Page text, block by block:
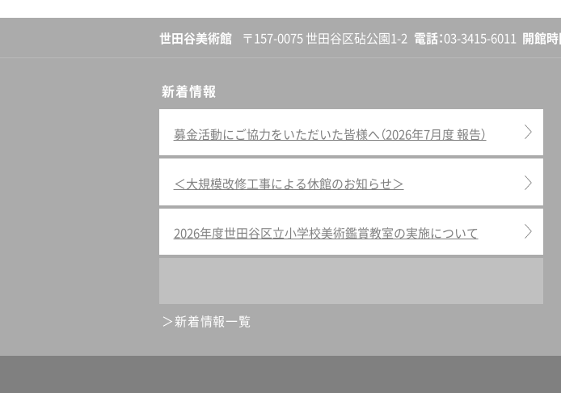
世田谷美術館 〒157-0075 世田谷区砧公園1-2 電話 03-3415-6011 開館時
新着情報
募金活動にご協力をいただいた皆様へ（2026年7月度 報告）
＜大規模改修工事による休館のお知らせ＞
2026年度世田谷区立小学校美術鑑賞教室の実施について
新着情報一覧